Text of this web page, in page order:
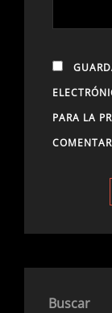
PARA LA
Buscar